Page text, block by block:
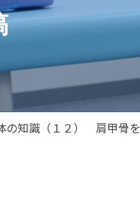
の知識（１２） 肩甲骨